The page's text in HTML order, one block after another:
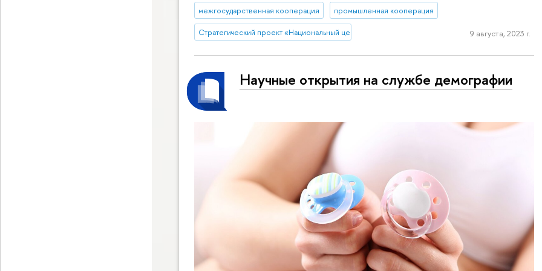
межгосударственная кооперация промышленная кооперация
Стратегический проект «Национальный центр научно-технологического и социально-
9 августа, 2023 г.
Научные открытия на службе демографии